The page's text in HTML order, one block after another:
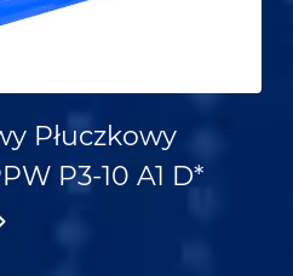
Płuczkowy
P3-10 A1 D*